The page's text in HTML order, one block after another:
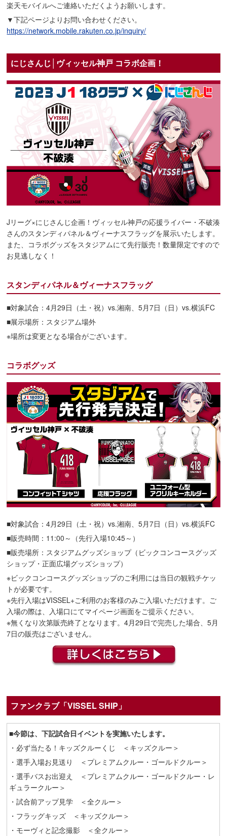
楽天モバイルへご連絡いただくようお願いします。
▼下記ページよりお問い合わせください。
https://network.mobile.rakuten.co.jp/inquiry/
にじさんじ│ヴィッセル神戸 コラボ企画！
Jリーグ×にじさんじ企画！ヴィッセル神戸の応援ライバー・不破湊
さんのスタンディパネル＆ヴィーナスフラッグを展示いたします。
また、コラボグッズをスタジアムにて先行販売！数量限定ですので
お見逃しなく！
スタンディパネル＆ヴィーナスフラッグ
■対象試合：4月29日（土・祝）vs.湘南、5月7日（日）vs.横浜FC
■展示場所：スタジアム場外
※場所は変更となる場合がございます。
コラボグッズ
■対象試合：4月29日（土・祝）vs.湘南、5月7日（日）vs.横浜FC
■販売時間：11:00～（先行入場10:45～）
■販売場所：スタジアムグッズショップ（ビックコンコースグッズ
ショップ・正面広場グッズショップ）
※ビックコンコースグッズショップのご利用には当日の観戦チケッ
トが必要です。
※先行入場はVISSEL+ご利用のお客様のみご入場いただけます。ご
入場の際は、入場口にてマイページ画面をご提示ください。
※無くなり次第販売終了となります。4月29日で完売した場合、5月
7日の販売はございません。
ファンクラブ「VISSEL SHIP」
■今節は、下記試合日イベントを実施いたします。
・必ず当たる！キッズクルーくじ ＜キッズクルー＞
・選手入場お見送り ＜プレミアムクルー・ゴールドクルー＞
・選手バスお出迎え ＜プレミアムクルー・ゴールドクルー・レ
ギュラークルー＞
・試合前アップ見学 ＜全クルー＞
・フラッグキッズ ＜キッズクルー＞
・モーヴィと記念撮影 ＜全クルー＞